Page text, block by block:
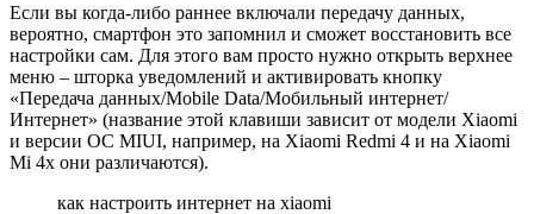
Если вы когда-либо раннее включали передачу данных,
вероятно, смартфон это запомнил и сможет восстановить все
настройки сам. Для этого вам просто нужно открыть верхнее
меню – шторка уведомлений и активировать кнопку
«Передача данных/Mobile Data/Мобильный интернет/
Интернет» (название этой клавиши зависит от модели Xiaomi
и версии ОС MIUI, например, на Xiaomi Redmi 4 и на Xiaomi
Mi 4x они различаются).
как настроить интернет на xiaomi